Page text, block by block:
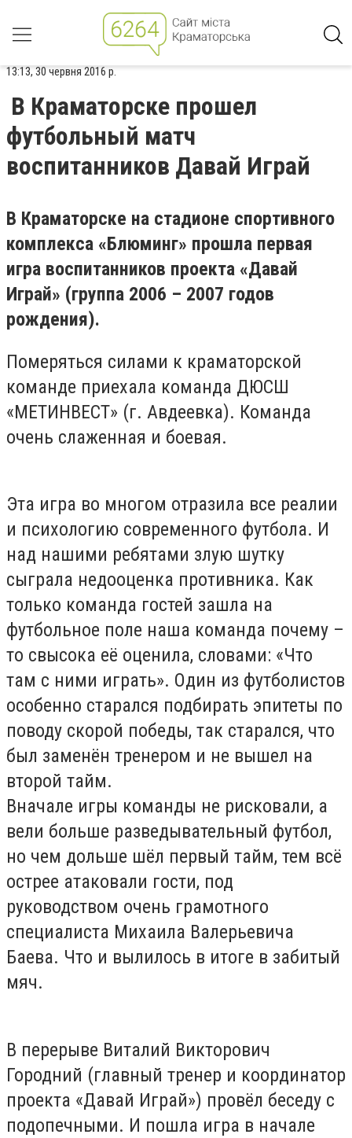
13:13, 30 червня 2016 р.
В Краматорске прошел
футбольный матч
воспитанников Давай Играй
В Краматорске на стадионе спортивного
комплекса «Блюминг» прошла первая
игра воспитанников проекта «Давай
Играй» (группа 2006 – 2007 годов
рождения).
Померяться силами к краматорской
команде приехала команда ДЮСШ
«МЕТИНВЕСТ» (г. Авдеевка). Команда
очень слаженная и боевая.
Эта игра во многом отразила все реалии
и психологию современного футбола. И
над нашими ребятами злую шутку
сыграла недооценка противника. Как
только команда гостей зашла на
футбольное поле наша команда почему –
то свысока её оценила, словами: «Что
там с ними играть». Один из футболистов
особенно старался подбирать эпитеты по
поводу скорой победы, так старался, что
был заменён тренером и не вышел на
второй тайм.
Вначале игры команды не рисковали, а
вели больше разведывательный футбол,
но чем дольше шёл первый тайм, тем всё
острее атаковали гости, под
руководством очень грамотного
специалиста Михаила Валерьевича
Баева. Что и вылилось в итоге в забитый
мяч.
В перерыве Виталий Викторович
Городний (главный тренер и координатор
проекта «Давай Играй») провёл беседу с
подопечными. И пошла игра в начале